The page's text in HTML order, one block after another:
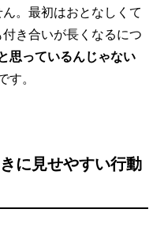
。最初はおとなしくて
き合いが長くなるにつ
思っているんじゃない
す。
に見せやすい行動